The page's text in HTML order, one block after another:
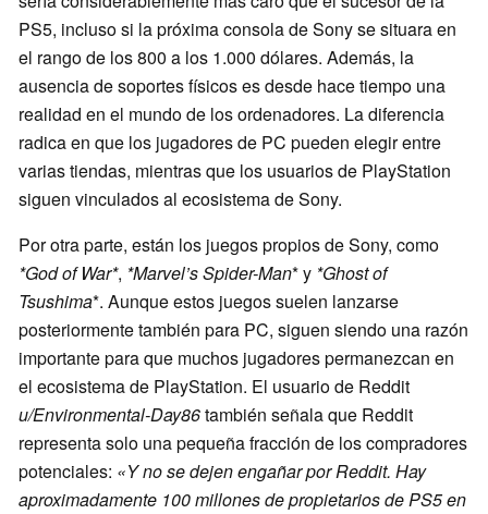
PS5, incluso si la próxima consola de Sony se situara en
el rango de los 800 a los 1.000 dólares. Además, la
ausencia de soportes físicos es desde hace tiempo una
realidad en el mundo de los ordenadores. La diferencia
radica en que los jugadores de PC pueden elegir entre
varias tiendas, mientras que los usuarios de PlayStation
siguen vinculados al ecosistema de Sony.
Por otra parte, están los juegos propios de Sony, como
*God of War*, *Marvel’s Spider-Man* y *Ghost of
Tsushima*. Aunque estos juegos suelen lanzarse
posteriormente también para PC, siguen siendo una razón
importante para que muchos jugadores permanezcan en
el ecosistema de PlayStation. El usuario de Reddit
u/Environmental-Day86también señala que Reddit
representa solo una pequeña fracción de los compradores
potenciales: «Y no se dejen engañar por Reddit. Hay
aproximadamente 100 millones de propietarios de PS5 en